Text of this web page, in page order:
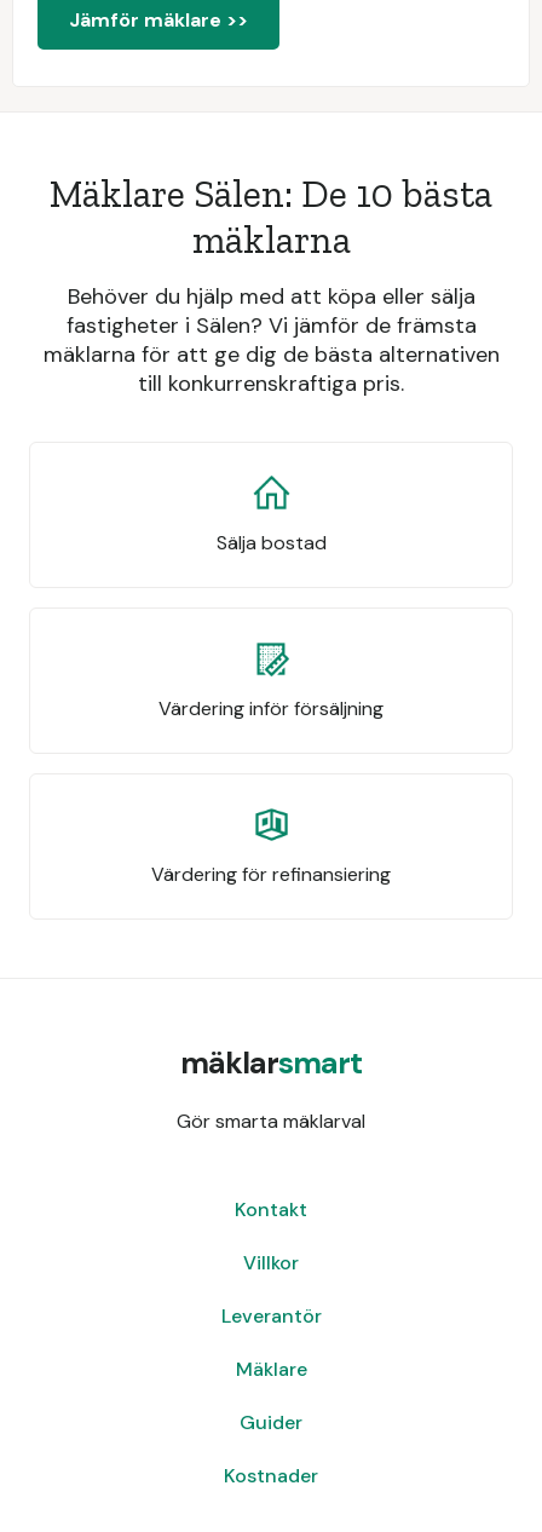
Jämför mäklare >>
Mäklare Sälen: De 10 bästa
mäklarna
Behöver du hjälp med att köpa eller sälja
fastigheter i Sälen? Vi jämför de främsta
mäklarna för att ge dig de bästa alternativen
till konkurrenskraftiga pris.
Sälja bostad
Värdering inför försäljning
Värdering för refinansiering
mäklarsmart
Gör smarta mäklarval
Kontakt
Villkor
Leverantör
Mäklare
Guider
Kostnader